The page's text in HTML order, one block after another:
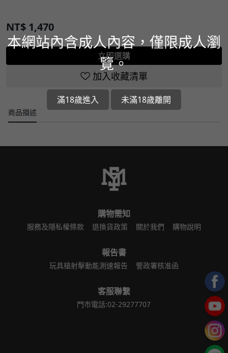
NT$ 1,470
立即選購
加入收藏清單
商品描述
購物需知
服務及隱私權條款 退換貨政策 關於我們 購物說明
報告書
玩具槍射擊動能測速報告 警政署核准函
客服聯繫
門市電話:02-29277707
本網站內含成人內容，僅限成人瀏
覽。
滿18歲進入 未滿18歲離開